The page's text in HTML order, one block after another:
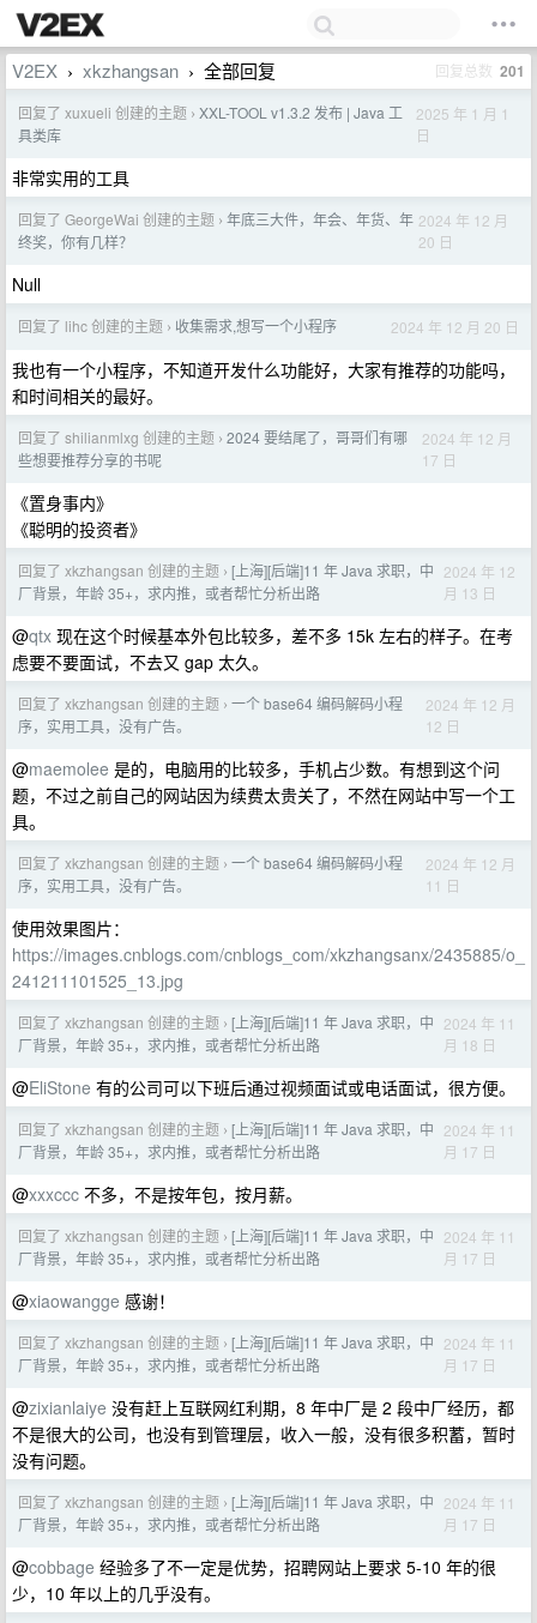
V2EX › xkzhangsan › 全部回复 回复总数 201
回复了 xuxueli 创建的主题 › XXL-TOOL v1.3.2 发布 | Java 工
具类库
2025 年 1 月 1
日
非常实用的工具
回复了 GeorgeWai 创建的主题 › 年底三大件，年会、年货、年
终奖，你有几样？
2024 年 12 月
20 日
Null
回复了 lihc 创建的主题 › 收集需求,想写一个小程序 2024 年 12 月 20 日
我也有一个小程序，不知道开发什么功能好，大家有推荐的功能吗，
和时间相关的最好。
回复了 shilianmlxg 创建的主题 › 2024 要结尾了，哥哥们有哪
些想要推荐分享的书呢
2024 年 12 月
17 日
《置身事内》
《聪明的投资者》
回复了 xkzhangsan 创建的主题 › [上海][后端]11 年 Java 求职，中
厂背景，年龄 35+，求内推，或者帮忙分析出路
2024 年 12
月 13 日
@qtx 现在这个时候基本外包比较多，差不多 15k 左右的样子。在考
虑要不要面试，不去又 gap 太久。
回复了 xkzhangsan 创建的主题 › 一个 base64 编码解码小程
序，实用工具，没有广告。
2024 年 12 月
12 日
@maemolee 是的，电脑用的比较多，手机占少数。有想到这个问
题，不过之前自己的网站因为续费太贵关了，不然在网站中写一个工
具。
回复了 xkzhangsan 创建的主题 › 一个 base64 编码解码小程
序，实用工具，没有广告。
2024 年 12 月
11 日
使用效果图片：
https://images.cnblogs.com/cnblogs_com/xkzhangsanx/2435885/o_
241211101525_13.jpg
回复了 xkzhangsan 创建的主题 › [上海][后端]11 年 Java 求职，中
厂背景，年龄 35+，求内推，或者帮忙分析出路
2024 年 11
月 18 日
@EliStone 有的公司可以下班后通过视频面试或电话面试，很方便。
回复了 xkzhangsan 创建的主题 › [上海][后端]11 年 Java 求职，中
厂背景，年龄 35+，求内推，或者帮忙分析出路
2024 年 11
月 17 日
@xxxccc 不多，不是按年包，按月薪。
回复了 xkzhangsan 创建的主题 › [上海][后端]11 年 Java 求职，中
厂背景，年龄 35+，求内推，或者帮忙分析出路
2024 年 11
月 17 日
@xiaowangge 感谢！
回复了 xkzhangsan 创建的主题 › [上海][后端]11 年 Java 求职，中
厂背景，年龄 35+，求内推，或者帮忙分析出路
2024 年 11
月 17 日
@zixianlaiye 没有赶上互联网红利期，8 年中厂是 2 段中厂经历，都
不是很大的公司，也没有到管理层，收入一般，没有很多积蓄，暂时
没有问题。
回复了 xkzhangsan 创建的主题 › [上海][后端]11 年 Java 求职，中
厂背景，年龄 35+，求内推，或者帮忙分析出路
2024 年 11
月 17 日
@cobbage 经验多了不一定是优势，招聘网站上要求 5-10 年的很
少，10 年以上的几乎没有。